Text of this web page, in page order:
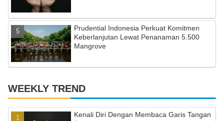
Prudential Indonesia Perkuat Komitmen
Keberlanjutan Lewat Penanaman 5.500
Mangrove
WEEKLY TREND
Kenali Diri Dengan Membaca Garis Tangan